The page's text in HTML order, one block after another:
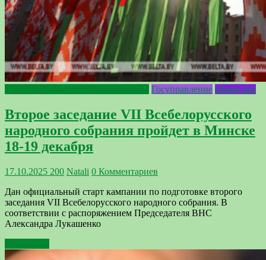
Госуправление Общество
Второе заседание VII Всебелорусского
народного собрания пройдет в Минске
18-19 декабря
17.10.2025 200 Natali 0 Комментариев
Дан официальный старт кампании по подготовке второго
заседания VII Всебелорусского народного собрания. В
соответствии с распоряжением Председателя ВНС
Александра Лукашенко